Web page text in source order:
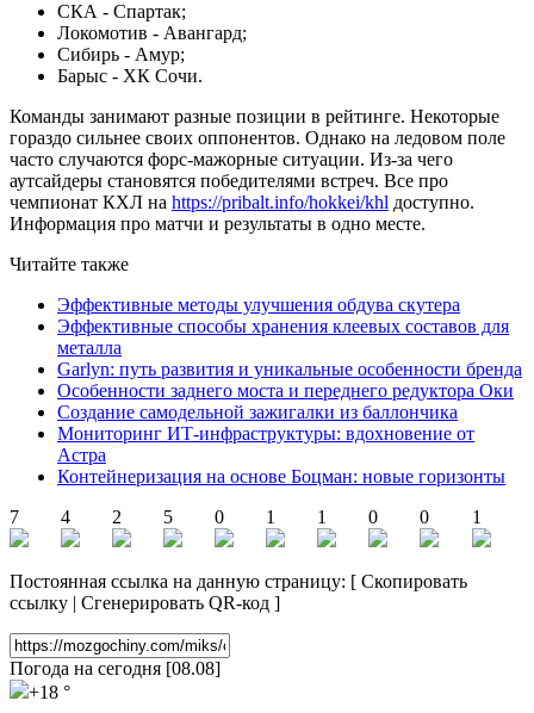
СКА - Спартак;
Локомотив - Авангард;
Сибирь - Амур;
Барыс - ХК Сочи.
Команды занимают разные позиции в рейтинге. Некоторые
гораздо сильнее своих оппонентов. Однако на ледовом поле
часто случаются форс-мажорные ситуации. Из-за чего
аутсайдеры становятся победителями встреч. Все про
чемпионат КХЛ на https://pribalt.info/hokkei/khl доступно.
Информация про матчи и результаты в одно месте.
Читайте также
Эффективные методы улучшения обдува скутера
Эффективные способы хранения клеевых составов для
металла
Garlyn: путь развития и уникальные особенности бренда
Особенности заднего моста и переднего редуктора Оки
Создание самодельной зажигалки из баллончика
Мониторинг ИТ-инфраструктуры: вдохновение от
Астра
Контейнеризация на основе Боцман: новые горизонты
7
4 2 5 0 1 1 0 0 1
Постоянная ссылка на данную страницу: [ Скопировать
ссылку | Сгенерировать QR-код ]
Погода на сегодня [08.08]
+18 °